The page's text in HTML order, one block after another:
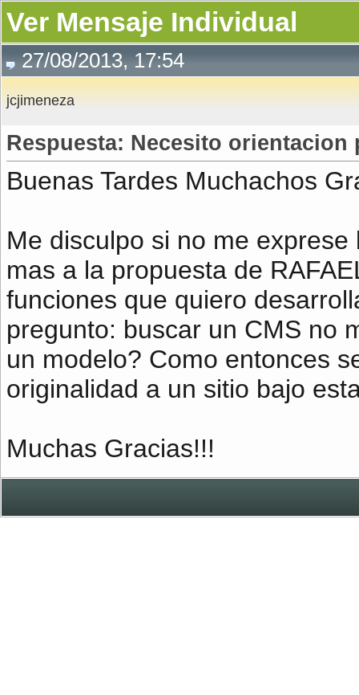
Ver Mensaje Individual
27/08/2013, 17:54
jcjimeneza
Respuesta: Necesito orientacion
Buenas Tardes Muchachos
Me disculpo si no me
mas a la propuesta de
funciones que quiero
pregunto: buscar un CMS no
un modelo? Como entonces
originalidad a un sitio bajo
Muchas Gracias!!!